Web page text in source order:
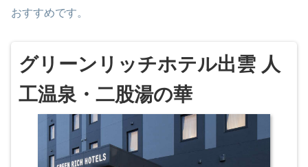
おすすめです。
グリーンリッチホテル出雲 人
工温泉・二股湯の華